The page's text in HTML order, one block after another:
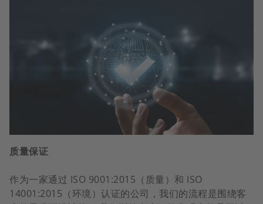
质量保证
作为一家通过 ISO 9001:2015（质量）和 ISO
14001:2015（环境）认证的公司，我们的流程是围绕客